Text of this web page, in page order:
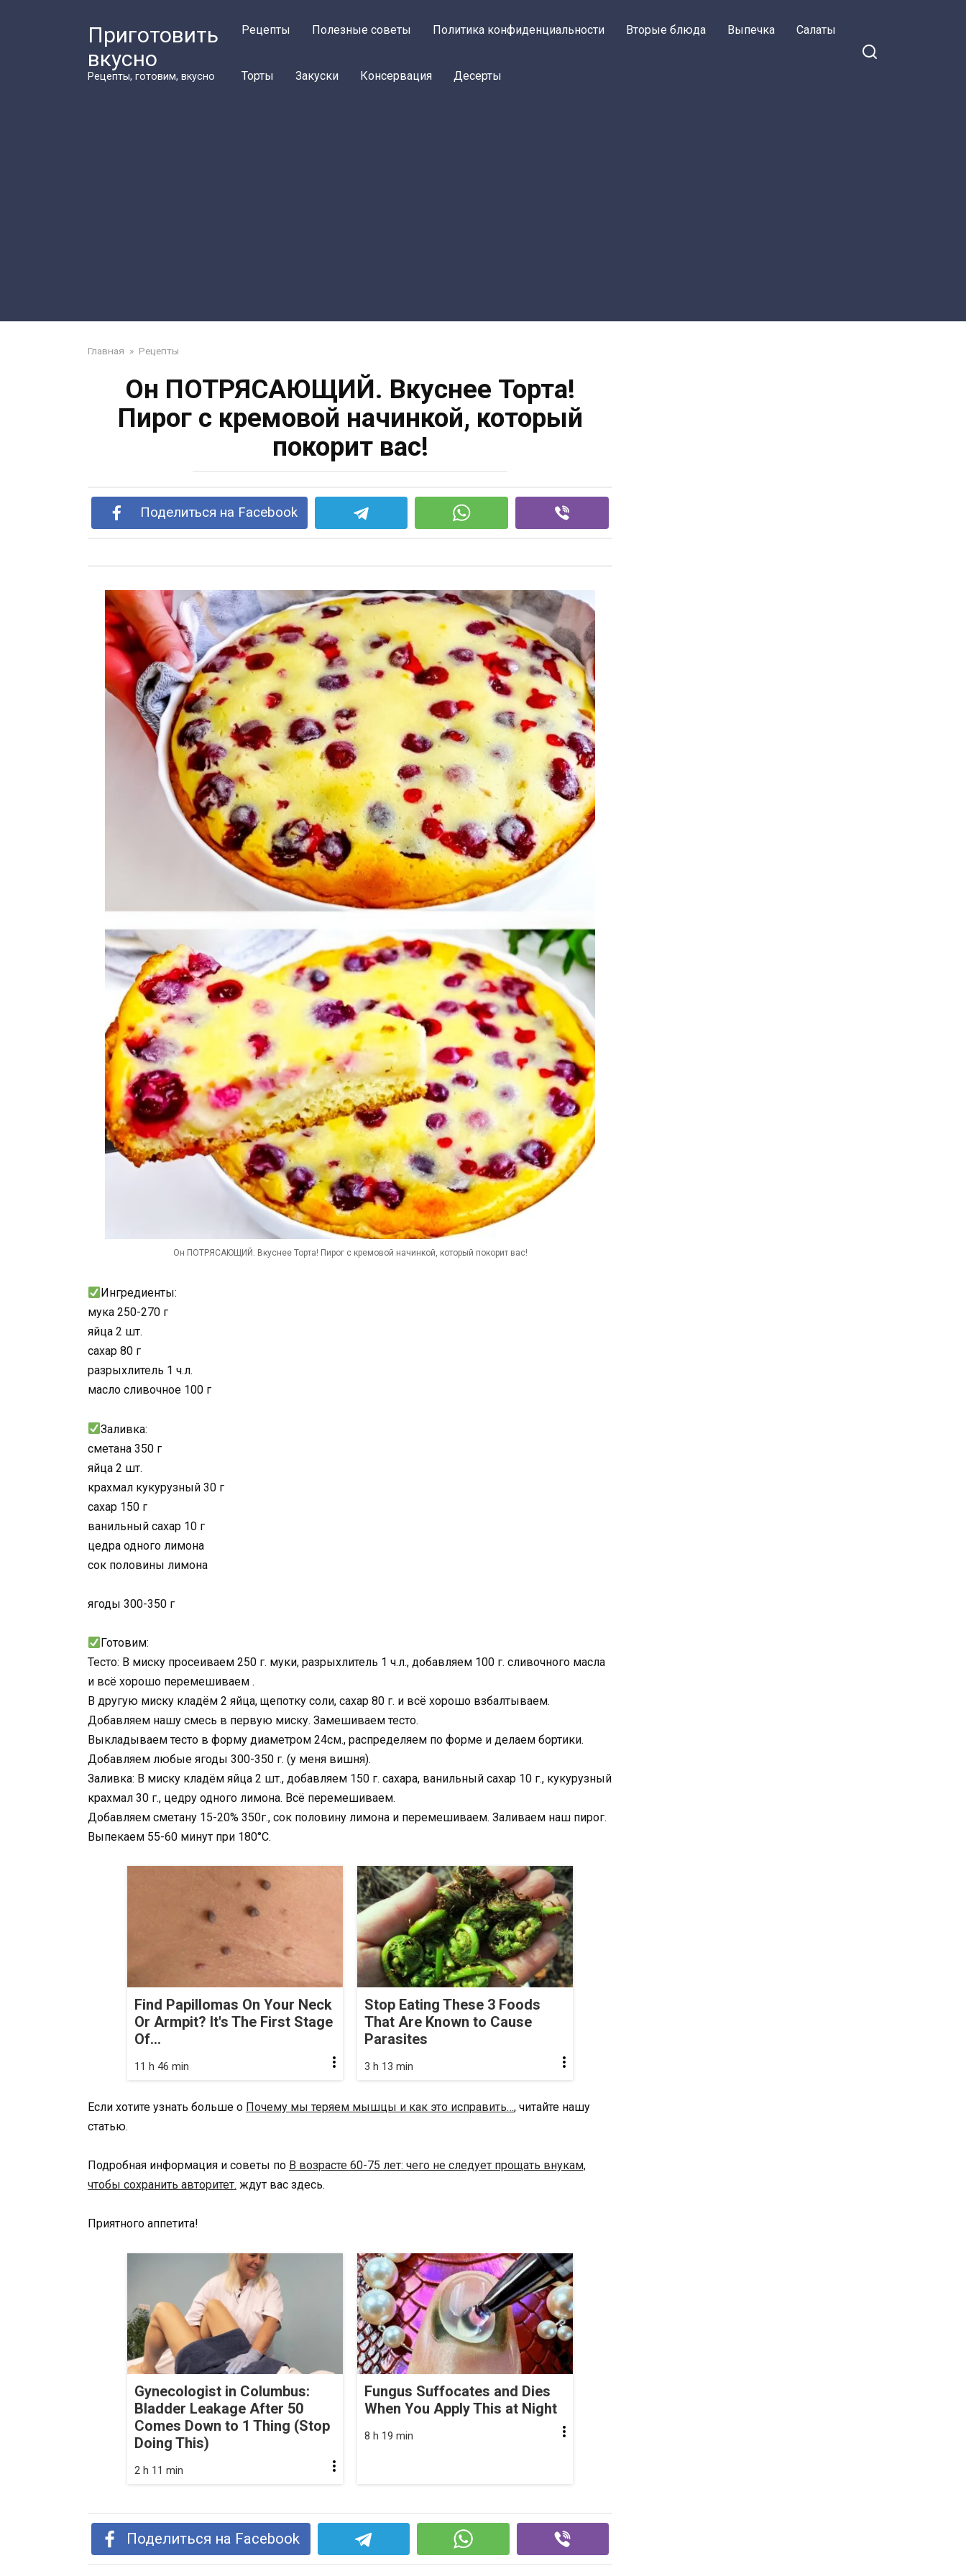
Приготовить
вкусно
Рецепты, готовим, вкусно
Рецепты Полезные советы Политика конфиденциальности Вторые блюда Выпечка Салаты
Торты Закуски Консервация Десерты
Главная » Рецепты
Он ПОТРЯСАЮЩИЙ. Вкуснее Торта!
Пирог с кремовой начинкой, который
покорит вас!
Поделиться на Facebook
Он ПОТРЯСАЮЩИЙ. Вкуснее Торта! Пирог с кремовой начинкой, который покорит вас!
Ингредиенты:
мука 250-270 г
яйца 2 шт.
сахар 80 г
разрыхлитель 1 ч.л.
масло сливочное 100 г
Заливка:
сметана 350 г
яйца 2 шт.
крахмал кукурузный 30 г
сахар 150 г
ванильный сахар 10 г
цедра одного лимона
сок половины лимона
ягоды 300-350 г
Готовим:
Тесто: В миску просеиваем 250 г. муки, разрыхлитель 1 ч.л., добавляем 100 г. сливочного масла
и всё хорошо перемешиваем .
В другую миску кладём 2 яйца, щепотку соли, сахар 80 г. и всё хорошо взбалтываем.
Добавляем нашу смесь в первую миску. Замешиваем тесто.
Выкладываем тесто в форму диаметром 24см., распределяем по форме и делаем бортики.
Добавляем любые ягоды 300-350 г. (у меня вишня).
Заливка: В миску кладём яйца 2 шт., добавляем 150 г. сахара, ванильный сахар 10 г., кукурузный
крахмал 30 г., цедру одного лимона. Всё перемешиваем.
Добавляем сметану 15-20% 350г., сок половину лимона и перемешиваем. Заливаем наш пирог.
Выпекаем 55-60 минут при 180°C.
Find Papillomas On Your Neck
Or Armpit? It's The First Stage
Of...
11 h 46 min
Stop Eating These 3 Foods
That Are Known to Cause
Parasites
3 h 13 min
Если хотите узнать больше о Почему мы теряем мышцы и как это исправить…, читайте нашу
статью.
Подробная информация и советы по В возрасте 60-75 лет: чего не следует прощать внукам,
чтобы сохранить авторитет. ждут вас здесь.
Приятного аппетита!
Gynecologist in Columbus:
Bladder Leakage After 50
Comes Down to 1 Thing (Stop
Doing This)
2 h 11 min
Fungus Suffocates and Dies
When You Apply This at Night
8 h 19 min
Поделиться на Facebook